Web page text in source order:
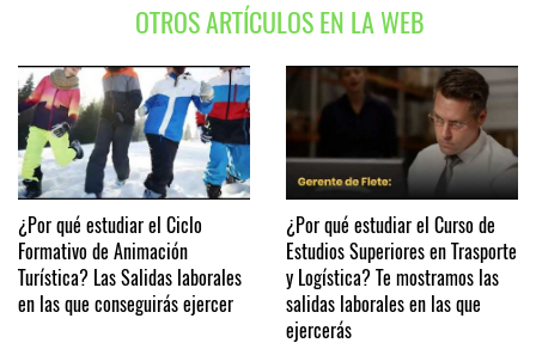
OTROS ARTÍCULOS EN LA WEB
¿Por qué estudiar el Ciclo
Formativo de Animación
Turística? Las Salidas laborales
en las que conseguirás ejercer
¿Por qué estudiar el Curso de
Estudios Superiores en Trasporte
y Logística? Te mostramos las
salidas laborales en las que
ejercerás